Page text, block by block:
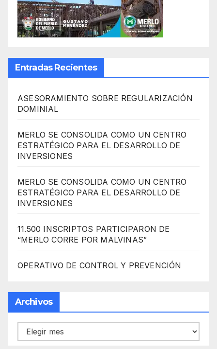
Entradas Recientes
ASESORAMIENTO SOBRE REGULARIZACIÓN
DOMINIAL
MERLO SE CONSOLIDA COMO UN CENTRO
ESTRATÉGICO PARA EL DESARROLLO DE
INVERSIONES
MERLO SE CONSOLIDA COMO UN CENTRO
ESTRATÉGICO PARA EL DESARROLLO DE
INVERSIONES
11.500 INSCRIPTOS PARTICIPARON DE
“MERLO CORRE POR MALVINAS”
OPERATIVO DE CONTROL Y PREVENCIÓN
Archivos
Archivos